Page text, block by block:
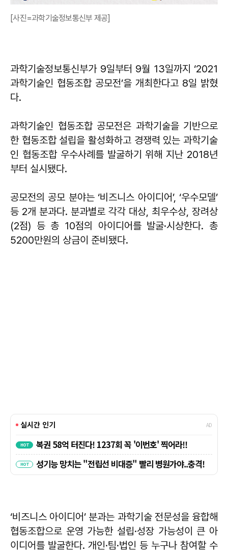
[사진=과학기술정보통신부 제공]
과학기술정보통신부가 9일부터 9월 13일까지 ‘2021
과학기술인 협동조합 공모전’을 개최한다고 8일 밝혔
다.
과학기술인 협동조합 공모전은 과학기술을 기반으로
한 협동조합 설립을 활성화하고 경쟁력 있는 과학기술
인 협동조합 우수사례를 발굴하기 위해 지난 2018년
부터 실시됐다.
공모전의 공모 분야는 ‘비즈니스 아이디어’, ‘우수모델’
등 2개 분과다. 분과별로 각각 대상, 최우수상, 장려상
(2점) 등 총 10점의 아이디어를 발굴·시상한다. 총
5200만원의 상금이 준비됐다.
‘비즈니스 아이디어’ 분과는 과학기술 전문성을 융합해
협동조합으로 운영 가능한 설립·성장 가능성이 큰 아
이디어를 발굴한다. 개인·팀·법인 등 누구나 참여할 수